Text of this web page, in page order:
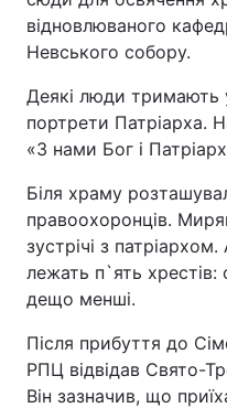
відновлюваного
Невського собору.
Деякі люди тримають
портрети Патріарха.
«З нами Бог і
Біля храму
правоохоронців.
зустрічі з
лежать п`ять хрестів:
дещо менші.
Після прибуття до
РПЦ відвідав Свято-
Він зазначив, що